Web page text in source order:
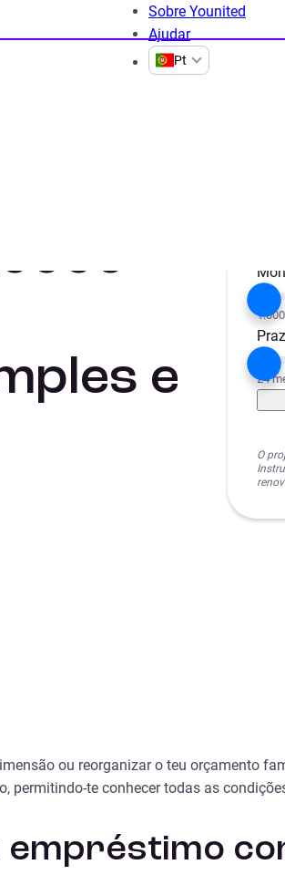
Sobre Younited
Ajudar
Pt
e
24
O
ou reorganizar o teu orçamento
te conhecer todas as